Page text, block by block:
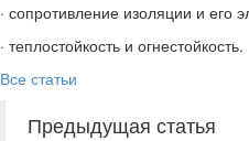
· сопротивление изоляции и его
· теплостойкость и огнестойкость.
Все статьи
Предыдущая статья